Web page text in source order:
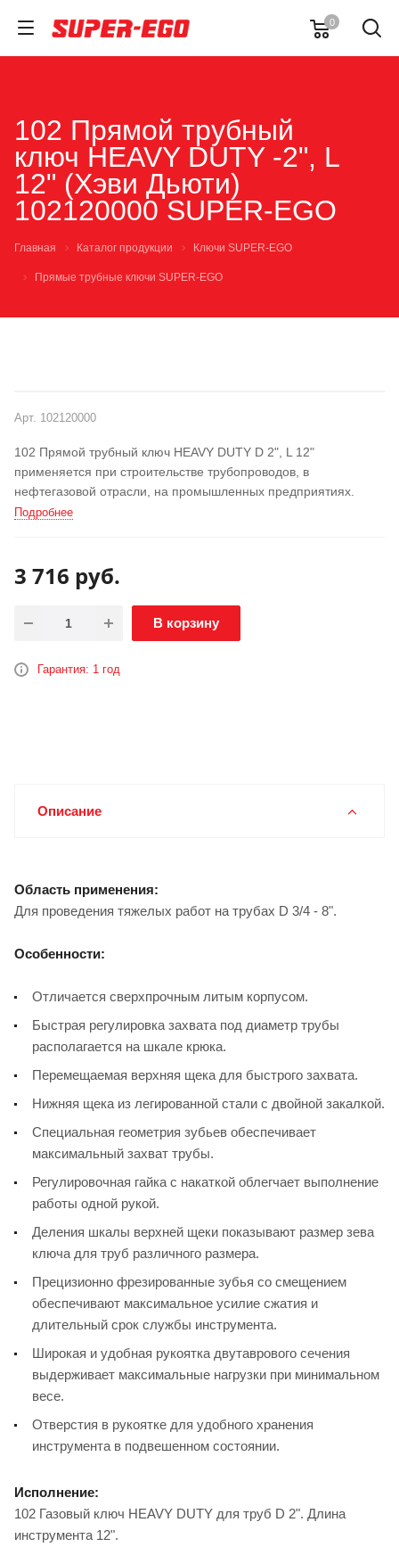
0
102 Прямой трубный
ключ HEAVY DUTY -2", L
12" (Хэви Дьюти)
102120000 SUPER-EGO
Главная Каталог продукции Ключи SUPER-EGO
Прямые трубные ключи SUPER-EGO
Арт. 102120000
102 Прямой трубный ключ HEAVY DUTY D 2", L 12"
применяется при строительстве трубопроводов, в
нефтегазовой отрасли, на промышленных предприятиях.
Подробнее
3 716 руб.
В корзину
Гарантия: 1 год
Описание
Область применения:
Для проведения тяжелых работ на трубах D 3/4 - 8".
Особенности:
Отличается сверхпрочным литым корпусом.
Быстрая регулировка захвата под диаметр трубы
располагается на шкале крюка.
Перемещаемая верхняя щека для быстрого захвата.
Нижняя щека из легированной стали с двойной закалкой.
Специальная геометрия зубьев обеспечивает
максимальный захват трубы.
Регулировочная гайка с накаткой облегчает выполнение
работы одной рукой.
Деления шкалы верхней щеки показывают размер зева
ключа для труб различного размера.
Прецизионно фрезированные зубья со смещением
обеспечивают максимальное усилие сжатия и
длительный срок службы инструмента.
Широкая и удобная рукоятка двутаврового сечения
выдерживает максимальные нагрузки при минимальном
весе.
Отверстия в рукоятке для удобного хранения
инструмента в подвешенном состоянии.
Исполнение:
102 Газовый ключ HEAVY DUTY для труб D 2". Длина
инструмента 12".